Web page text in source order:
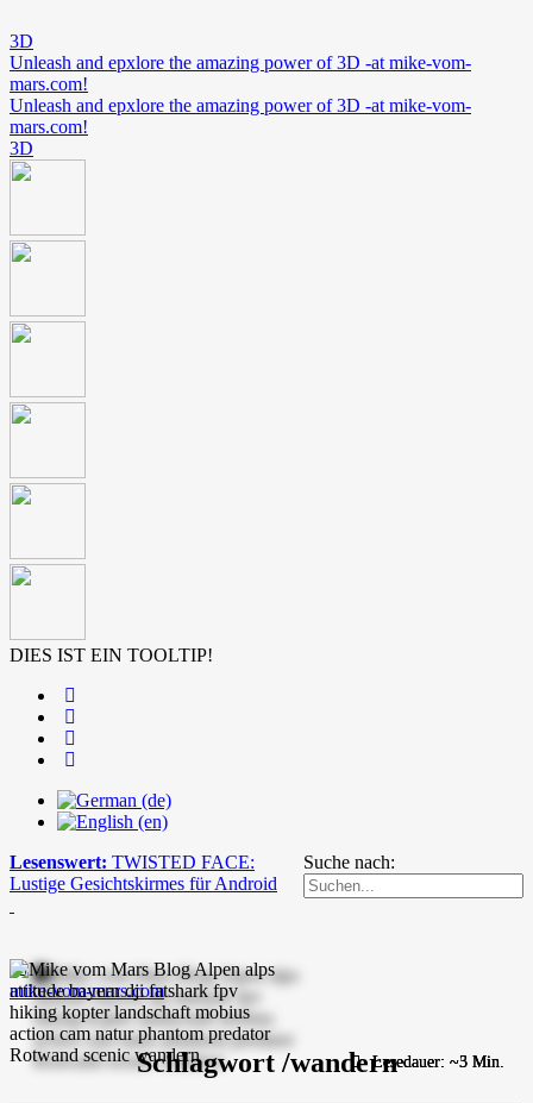
3D
Unleash and epxlore the amazing power of 3D -at mike-vom-
mars.com!
Unleash and epxlore the amazing power of 3D -at mike-vom-
mars.com!
3D
DIES IST EIN TOOLTIP!
Suche nach:
Lesenswert: TWISTED FACE:
Lustige Gesichtskirmes für Android
mike-vom-mars.com
Schlagwort /wandernLesedauer: ~3 Min.
Lesedauer: ~5 Min.
Lesedauer: ~3 Min.